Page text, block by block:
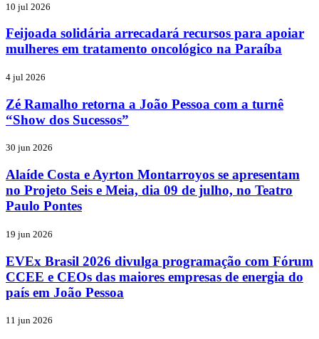
10 jul 2026
Feijoada solidária arrecadará recursos para apoiar
mulheres em tratamento oncológico na Paraíba
4 jul 2026
Zé Ramalho retorna a João Pessoa com a turnê
“Show dos Sucessos”
30 jun 2026
Alaíde Costa e Ayrton Montarroyos se apresentam
no Projeto Seis e Meia, dia 09 de julho, no Teatro
Paulo Pontes
19 jun 2026
EVEx Brasil 2026 divulga programação com Fórum
CCEE e CEOs das maiores empresas de energia do
país em João Pessoa
11 jun 2026